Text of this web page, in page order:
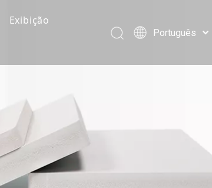
e carregamento de vídeos
do produto
corporativos
Exibição
Português
Español